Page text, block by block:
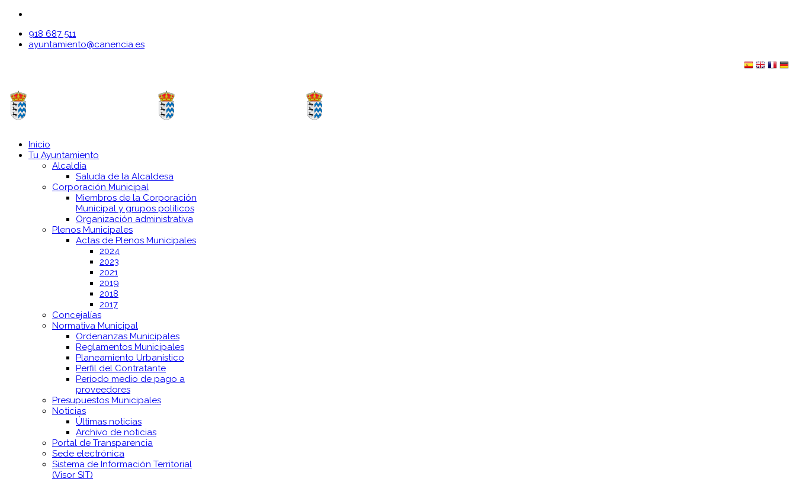
918 687 511
ayuntamiento@canencia.es
Inicio
Tu Ayuntamiento
Alcaldía
Saluda de la Alcaldesa
Corporación Municipal
Miembros de la Corporación
Municipal y grupos políticos
Organización administrativa
Plenos Municipales
Actas de Plenos Municipales
2024
2023
2021
2019
2018
2017
Concejalías
Normativa Municipal
Ordenanzas Municipales
Reglamentos Municipales
Planeamiento Urbanístico
Perfil del Contratante
Período medio de pago a
proveedores
Presupuestos Municipales
Noticias
Últimas noticias
Archivo de noticias
Portal de Transparencia
Sede electrónica
Sistema de Información Territorial
(Visor SIT)